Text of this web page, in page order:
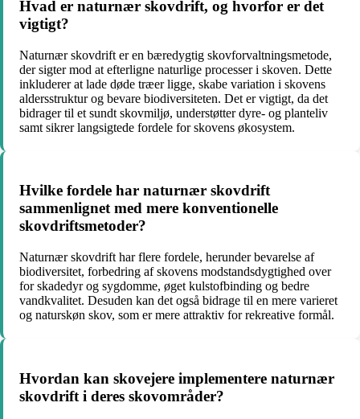
Hvad er naturnær skovdrift, og hvorfor er det
vigtigt?
Naturnær skovdrift er en bæredygtig skovforvaltningsmetode,
der sigter mod at efterligne naturlige processer i skoven. Dette
inkluderer at lade døde træer ligge, skabe variation i skovens
aldersstruktur og bevare biodiversiteten. Det er vigtigt, da det
bidrager til et sundt skovmiljø, understøtter dyre- og planteliv
samt sikrer langsigtede fordele for skovens økosystem.
Hvilke fordele har naturnær skovdrift
sammenlignet med mere konventionelle
skovdriftsmetoder?
Naturnær skovdrift har flere fordele, herunder bevarelse af
biodiversitet, forbedring af skovens modstandsdygtighed over
for skadedyr og sygdomme, øget kulstofbinding og bedre
vandkvalitet. Desuden kan det også bidrage til en mere varieret
og naturskøn skov, som er mere attraktiv for rekreative formål.
Hvordan kan skovejere implementere naturnær
skovdrift i deres skovområder?